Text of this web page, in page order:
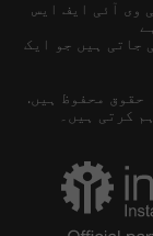
آئی بی اے/ایل/14/1082 جو بی وی آئی ایف ایس
جاتی ہیں جو ایک
جملہ حقوق محفوظ ہیں.
کرتی ہیں۔